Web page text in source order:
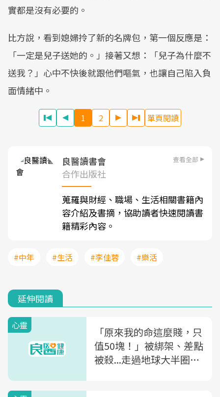
實都是沒有必要的。
比方說，看到媳婦拎了新的名牌包，第一個反應是：
「一定是兒子送她的。」接著又想：「兒子為什麼不
送我？」心中不快後就跟他們嘔氣，也讓自己陷入負
面情緒中。
1 2 單頁閱讀
良醫讀書會 查看全部
合作出版社
蒐羅與財經、職場、生活相關書籍內
容介紹及書摘，協助讀者快速閱讀書
籍精彩內容。
#中年 #生活 #李佳蓉 #樂活
延伸閱讀
心靈
「原來我的命這麼賤，只
值50塊！」被綁架、差點
被殺...走過地球大半圈，